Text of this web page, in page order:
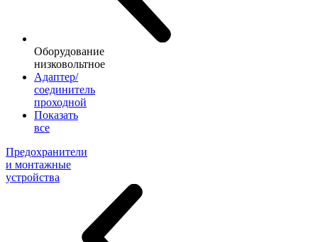
Оборудование
низковольтное
Адаптер/
соединитель
проходной
Показать
все
Предохранители
и монтажные
устройства